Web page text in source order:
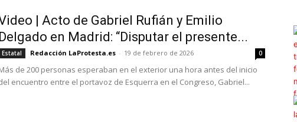
| Acto de Gabriel Rufián y Emilio
Delgado en Madrid: “Disputar el presente...
Estatal Redacción LaProtesta.es - 19 de febrero de 2026 0
de 200 personas esperaban en el exterior una hora antes del inicio
encuentro entre el portavoz de Esquerra en el Congreso, Gabriel...